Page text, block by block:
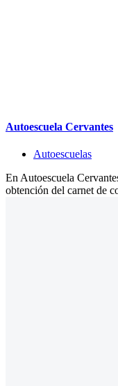
Autoescuela Cervantes
Autoescuelas
En Autoescuela
obtención del carnet de